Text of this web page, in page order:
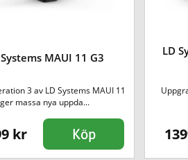
MAUI 11 G3
3 av LD Systems MAUI 11
ger massa nya uppda...
kr Köp
LD